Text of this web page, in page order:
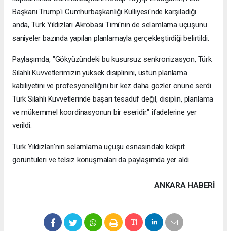
Başkanı Trump'ı Cumhurbaşkanlığı Külliyesi'nde karşıladığı
anda, Türk Yıldızları Akrobasi Timi'nin de selamlama uçuşunu
saniyeler bazında yapılan planlamayla gerçekleştirdiği belirtildi.
Paylaşımda, "Gökyüzündeki bu kusursuz senkronizasyon, Türk
Silahlı Kuvvetlerimizin yüksek disiplinini, üstün planlama
kabiliyetini ve profesyonelliğini bir kez daha gözler önüne serdi.
Türk Silahlı Kuvvetlerinde başarı tesadüf değil, disiplin, planlama
ve mükemmel koordinasyonun bir eseridir." ifadelerine yer
verildi.
Türk Yıldızları'nın selamlama uçuşu esnasındaki kokpit
görüntüleri ve telsiz konuşmaları da paylaşımda yer aldı.
ANKARA HABERİ